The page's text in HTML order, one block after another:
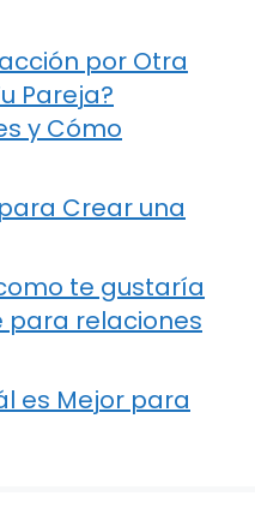
por Otra
Pareja?
y Cómo
Crear una
te gustaría
para relaciones
es Mejor para